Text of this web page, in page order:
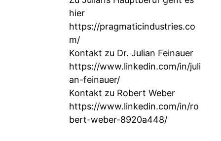
hier
https://pragmaticindustries.co
m/
Kontakt zu Dr. Julian Feinauer
https://www.linkedin.com/in/juli
an-feinauer/
Kontakt zu Robert Weber
https://www.linkedin.com/in/ro
bert-weber-8920a448/